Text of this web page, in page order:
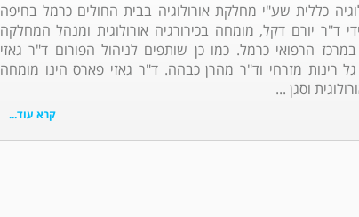
כללית שע"י מחלקת אורולוגיה בבית החולים כרמל בחיפה
ד"ר יורם דקל, מומחה בכירורגיה אורולוגית ומנהל המחלקה
במרכז הרפואי כרמל. כמו כן שותפים לניהול הפורום ד"ר גאזי
רינות מזרחי וד"ר מהרן כבהה. ד"ר גאזי פארס הינו מומחה
וסגן ...
קרא עוד...